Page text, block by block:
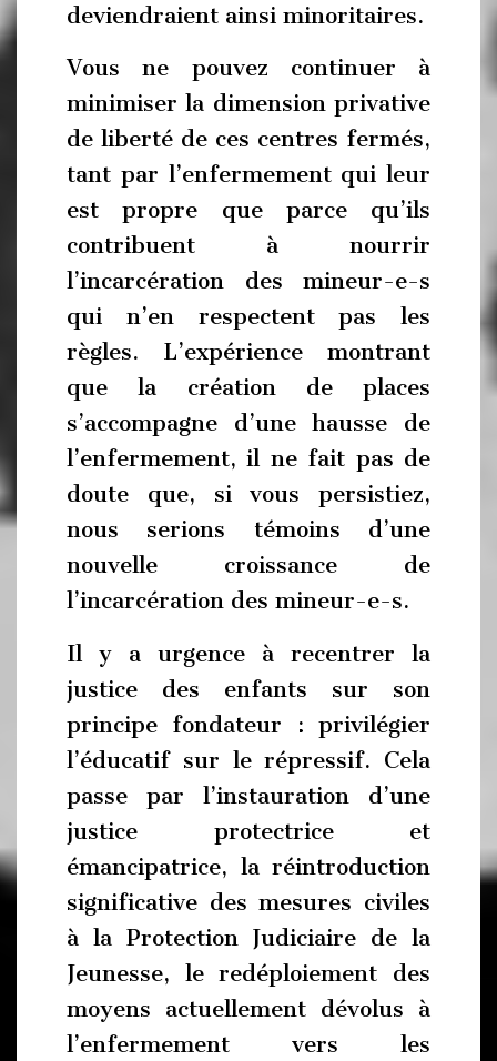
deviendraient ainsi minoritaires.
Vous ne pouvez continuer à
minimiser la dimension privative
de liberté de ces centres fermés,
tant par l’enfermement qui leur
est propre que parce qu’ils
contribuent à nourrir
l’incarcération des mineur-e-s
qui n’en respectent pas les
règles. L’expérience montrant
que la création de places
s’accompagne d’une hausse de
l’enfermement, il ne fait pas de
doute que, si vous persistiez,
nous serions témoins d’une
nouvelle croissance de
l’incarcération des mineur-e-s.
Il y a urgence à recentrer la
justice des enfants sur son
principe fondateur : privilégier
l’éducatif sur le répressif. Cela
passe par l’instauration d’une
justice protectrice et
émancipatrice, la réintroduction
significative des mesures civiles
à la Protection Judiciaire de la
Jeunesse, le redéploiement des
moyens actuellement dévolus à
l’enfermement vers les